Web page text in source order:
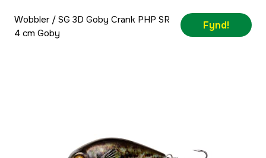
Wobbler/ SG 3D Goby Crank PHP SR
4 cm Goby
Fynd!